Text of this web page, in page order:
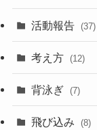
活動報告 (37)
考え方 (12)
背泳ぎ (7)
飛び込み (8)